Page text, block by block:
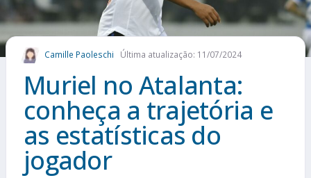
COMO APOSTAR
MAIS ESPORTES
Camille Paoleschi Última atualização: 11/07/2024
Muriel no Atalanta:
conheça a trajetória e
as estatísticas do
jogador